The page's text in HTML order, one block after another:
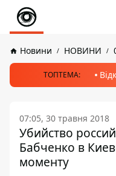
Новини НОВИНИ
ТОПТЕМА:
07:05, 30 травня 2018
Убийство
Бабченко в
моменту